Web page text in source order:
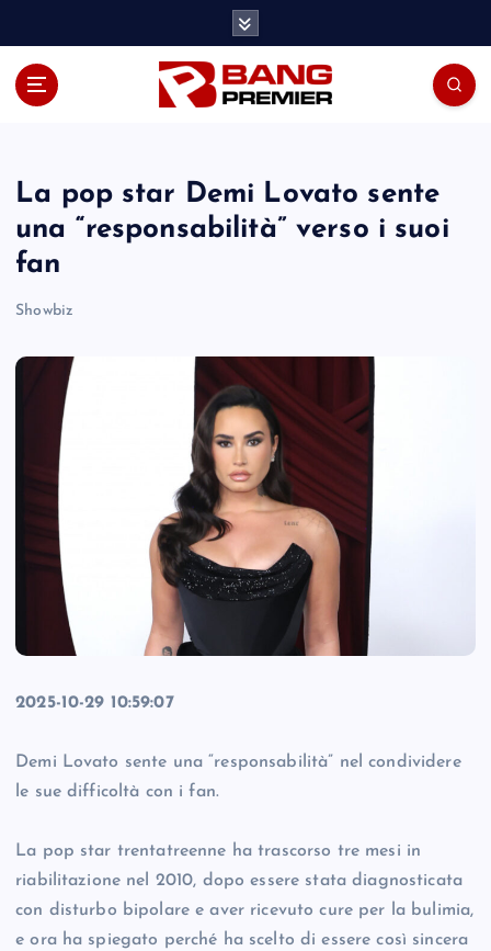
La pop star Demi Lovato sente
una “responsabilità” verso i suoi
fan
Showbiz
2025-10-29 10:59:07
Demi Lovato sente una “responsabilità” nel condividere
le sue difficoltà con i fan.
La pop star trentatreenne ha trascorso tre mesi in
riabilitazione nel 2010, dopo essere stata diagnosticata
con disturbo bipolare e aver ricevuto cure per la bulimia,
e ora ha spiegato perché ha scelto di essere così sincera